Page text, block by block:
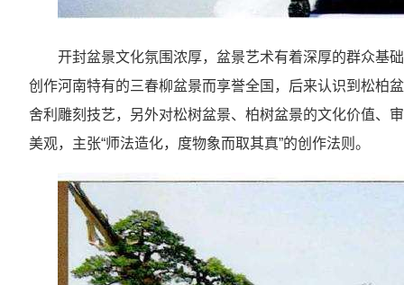
开封盆景文化氛围浓厚，盆景艺术有着深厚的群众基
创作河南特有的三春柳盆景而享誉全国，后来认识到松柏
舍利雕刻技艺，另外对松树盆景、柏树盆景的文化价值、
美观，主张“师法造化，度物象而取其真”的创作法则。